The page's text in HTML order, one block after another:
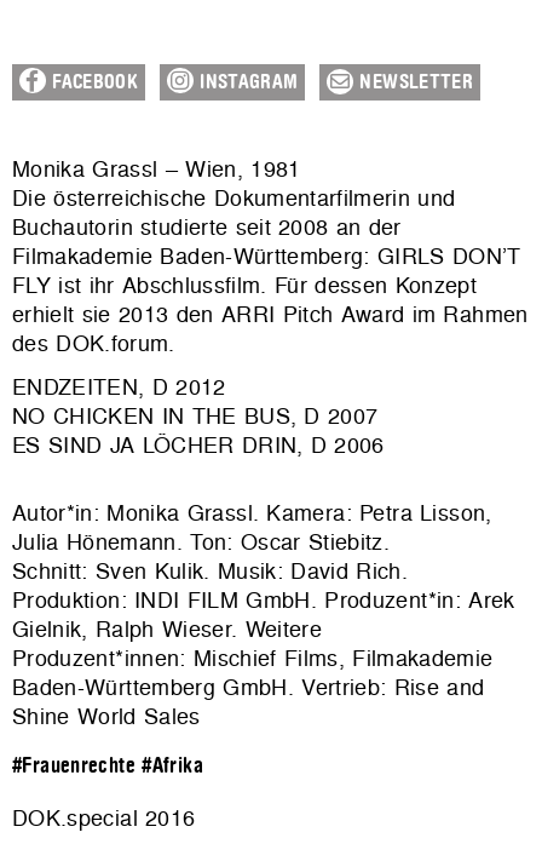
FACEBOOK INSTAGRAM NEWSLETTER
Monika Grassl – Wien, 1981
Die österreichische Dokumentarfilmerin und
Buchautorin studierte seit 2008 an der
Filmakademie Baden-Württemberg: GIRLS DON’T
FLY ist ihr Abschlussfilm. Für dessen Konzept
erhielt sie 2013 den ARRI Pitch Award im Rahmen
des DOK.forum.
ENDZEITEN, D 2012
NO CHICKEN IN THE BUS, D 2007
ES SIND JA LÖCHER DRIN, D 2006
Autor*in: Monika Grassl. Kamera: Petra Lisson,
Julia Hönemann. Ton: Oscar Stiebitz.
Schnitt: Sven Kulik. Musik: David Rich.
Produktion: INDI FILM GmbH. Produzent*in: Arek
Gielnik, Ralph Wieser. Weitere
Produzent*innen: Mischief Films, Filmakademie
Baden-Württemberg GmbH. Vertrieb: Rise and
Shine World Sales
#Frauenrechte #Afrika
DOK.special 2016